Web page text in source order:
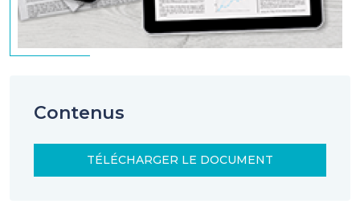
Contenus
TÉLÉCHARGER LE DOCUMENT